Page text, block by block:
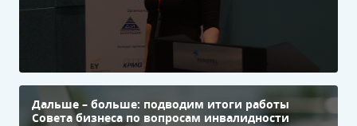
Дальше – больше: подводим итоги работы
Совета бизнеса по вопросам инвалидности